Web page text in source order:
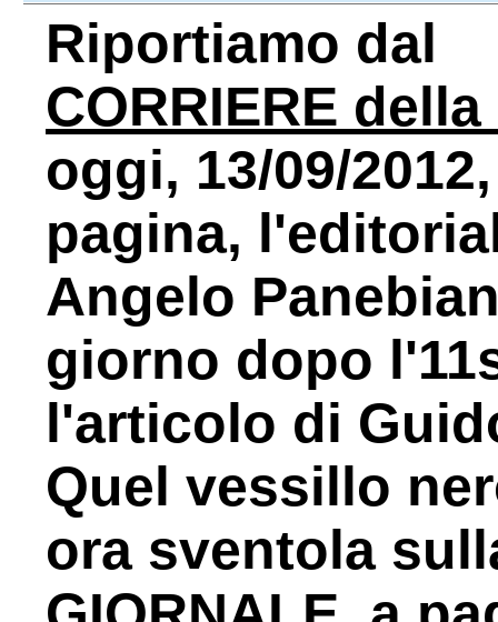
Riportiamo dal
CORRIERE della
oggi, 13/09/
pagina,
Angelo
giorno dopo
l'articolo di
Quel vessillo
ora sventola